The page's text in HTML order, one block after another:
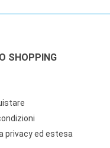
SHOPPING
privacy ed estesa